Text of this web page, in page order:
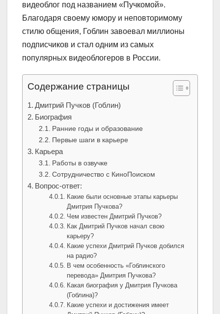
видеоблог под названием «Пучкомой».
Благодаря своему юмору и неповторимому
стилю общения, Гоблин завоевал миллионы
подписчиков и стал одним из самых
популярных видеоблогеров в России.
Содержание страницы
Дмитрий Пучков (Гоблин)
Биография
Ранние годы и образование
Первые шаги в карьере
Карьера
Работы в озвучке
Сотрудничество с КиноПоиском
Вопрос-ответ:
Какие были основные этапы карьеры
Дмитрия Пучкова?
Чем известен Дмитрий Пучков?
Как Дмитрий Пучков начал свою
карьеру?
Какие успехи Дмитрий Пучков добился
на радио?
В чем особенность «Гоблинского
перевода» Дмитрия Пучкова?
Какая биография у Дмитрия Пучкова
(Гоблина)?
Какие успехи и достижения имеет